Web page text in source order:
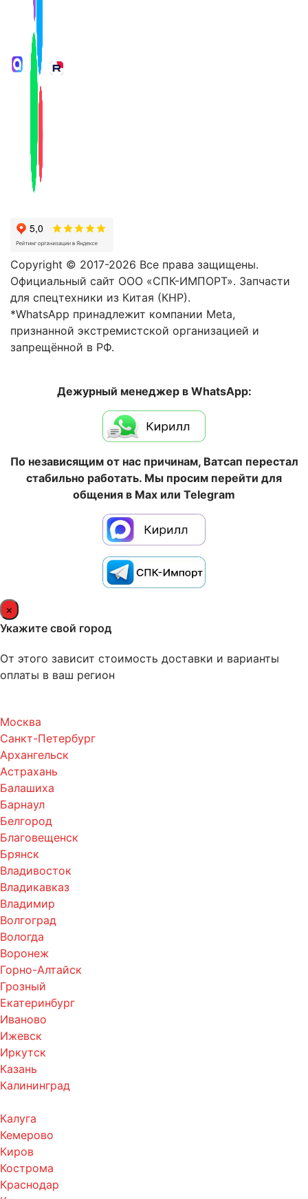
Copyright © 2017-2026 Все права защищены.
Официальный сайт ООО «СПК-ИМПОРТ». Запчасти
для спецтехники из Китая (КНР).
*WhatsApp принадлежит компании Meta,
признанной экстремистской организацией и
запрещённой в РФ.
Дежурный менеджер в WhatsApp:
По независящим от нас причинам, Ватсап перестал
стабильно работать. Мы просим перейти для
общения в Max или Telegram
×
Укажите свой город
От этого зависит стоимость доставки и варианты
оплаты в ваш регион
Москва
Санкт-Петербург
Архангельск
Астрахань
Балашиха
Барнаул
Белгород
Благовещенск
Брянск
Владивосток
Владикавказ
Владимир
Волгоград
Вологда
Воронеж
Горно-Алтайск
Грозный
Екатеринбург
Иваново
Ижевск
Иркутск
Казань
Калининград
Калуга
Кемерово
Киров
Кострома
Краснодар